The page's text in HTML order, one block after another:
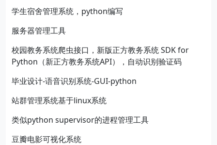
学生宿舍管理系统，python编写
服务器管理工具
校园教务系统爬虫接口，新版正方教务系统 SDK for
Python（新正方教务系统API），自动识别验证码
毕业设计-语音识别系统-GUI-python
站群管理系统基于linux系统
类似python supervisor的进程管理工具
豆瓣电影可视化系统